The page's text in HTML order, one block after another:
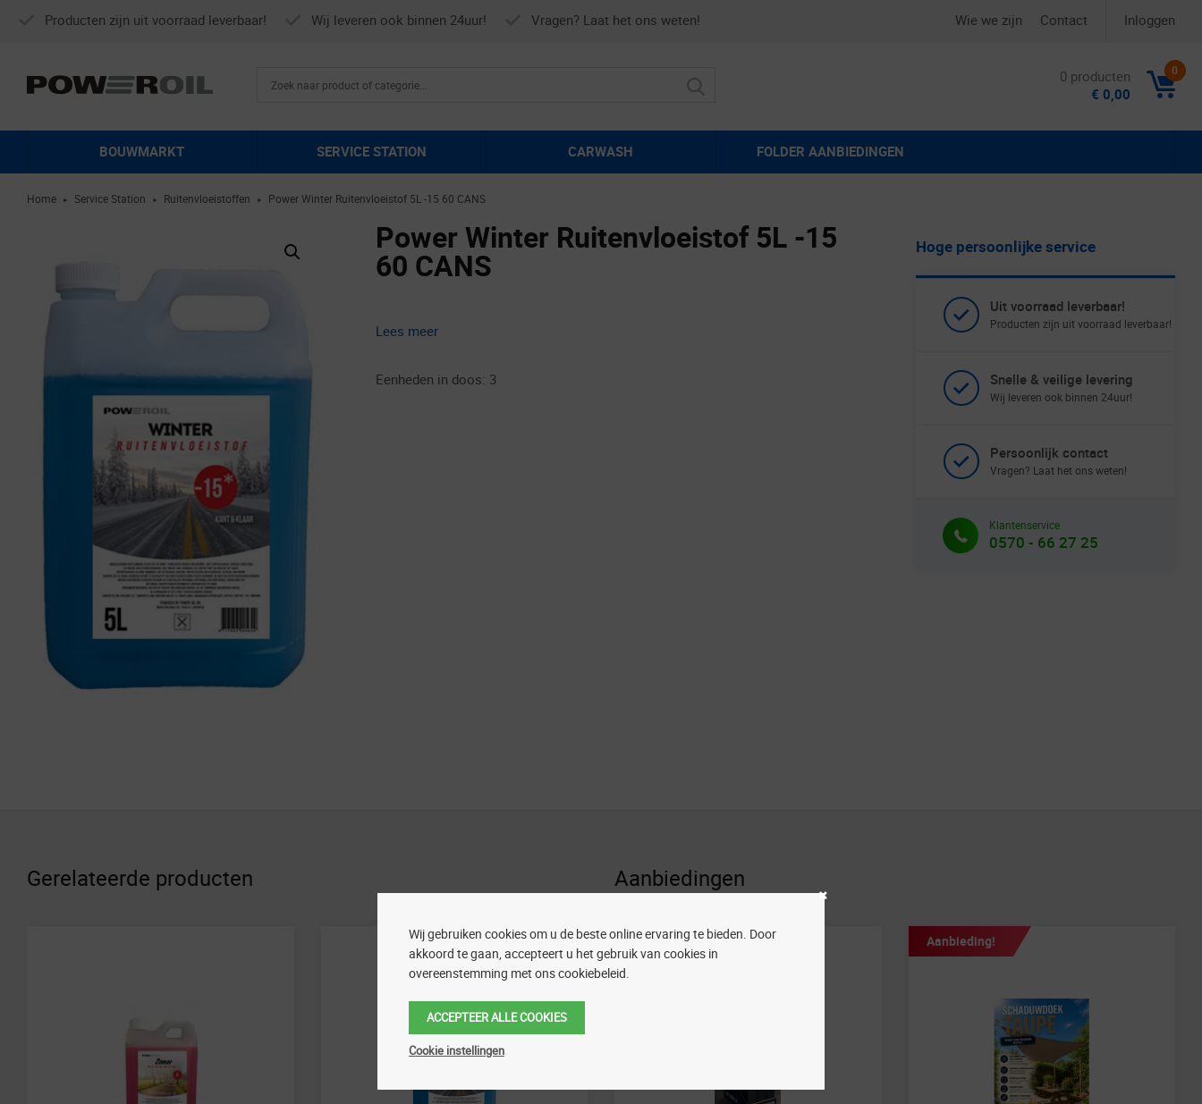
Producten zijn uit voorraad leverbaar! Wij leveren ook binnen 24uur! Vragen? Laat het ons weten! Wie we zijn Contact Inloggen
0
0 producten
€ 0,00
BOUWMARKT SERVICE STATION CARWASH FOLDER AANBIEDINGEN
Home ► Service Station ► Ruitenvloeistoffen ► Power Winter Ruitenvloeistof 5L -15 60 CANS
Power Winter Ruitenvloeistof 5L -15
60 CANS
Lees meer
Eenheden in doos: 3
Hoge persoonlijke service
Uit voorraad leverbaar!
Producten zijn uit voorraad leverbaar!
Snelle & veilige levering
Wij leveren ook binnen 24uur!
Persoonlijk contact
Vragen? Laat het ons weten!
Klantenservice
0570 - 66 27 25
Gerelateerde producten Aanbiedingen
Aanbieding! Aanbieding!
Wij gebruiken cookies om u de beste online ervaring te bieden. Door
akkoord te gaan, accepteert u het gebruik van cookies in
overeenstemming met ons cookiebeleid.
ACCEPTEER ALLE COOKIES
Cookie instellingen